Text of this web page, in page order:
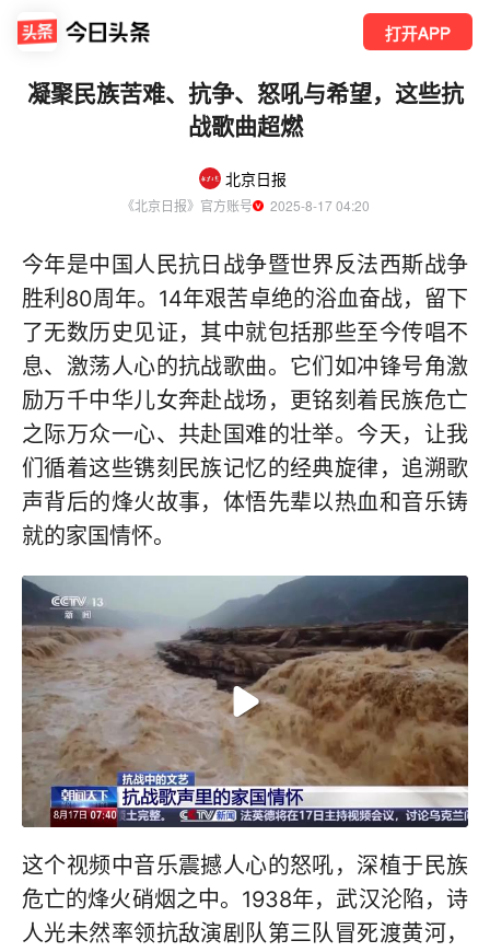
打开APP
凝聚民族苦难、抗争、怒吼与希望，这些抗
战歌曲超燃
北京日报
《北京日报》官方账号
  2025-8-17 04:20
今年是中国人民抗日战争暨世界反法西斯战争
胜利80周年。14年艰苦卓绝的浴血奋战，留下
了无数历史见证，其中就包括那些至今传唱不
息、激荡人心的抗战歌曲。它们如冲锋号角激
励万千中华儿女奔赴战场，更铭刻着民族危亡
之际万众一心、共赴国难的壮举。今天，让我
们循着这些镌刻民族记忆的经典旋律，追溯歌
声背后的烽火故事，体悟先辈以热血和音乐铸
就的家国情怀。
这个视频中音乐震撼人心的怒吼，深植于民族
危亡的烽火硝烟之中。1938年，武汉沦陷，诗
人光未然率领抗敌演剧队第三队冒死渡黄河，